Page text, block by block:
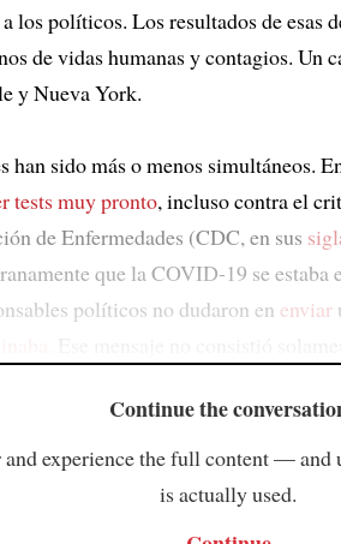
los políticos. Los resultados de esas
de vidas humanas y contagios. Un
y Nueva York.
han sido más o menos simultáneos.
tests muy pronto, incluso contra el
de Enfermedades (CDC, en sus
que la COVID-19 se estaba
políticos no dudaron en enviar
Continue the
experience the full content — and
is actually used.